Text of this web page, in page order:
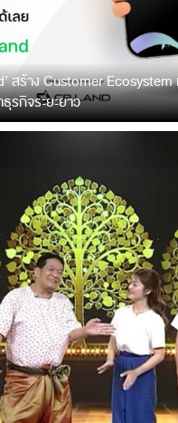
สร้าง Customer
กิจระยะยาว